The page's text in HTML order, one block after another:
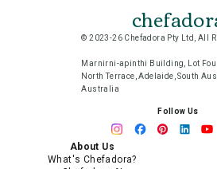
© 2023-26 Chefadora Pty Ltd, All
Marnirni-apinthi Building, Lot
North Terrace, Adelaide, South
Australia
Follow Us
About Us
What's Chefadora?